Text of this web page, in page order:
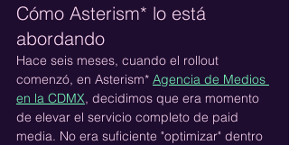
Cómo Asterism* lo está
abordando
Hace seis meses, cuando el rollout
comenzó, en Asterism* Agencia de Medios
en la CDMX, decidimos que era momento
de elevar el servicio completo de paid
media. No era suficiente "optimizar" dentro